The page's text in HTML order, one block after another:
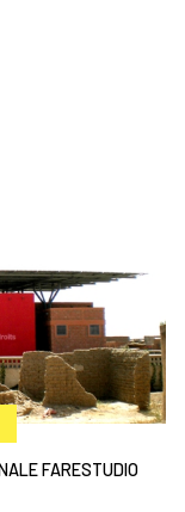
FARESTUDIO